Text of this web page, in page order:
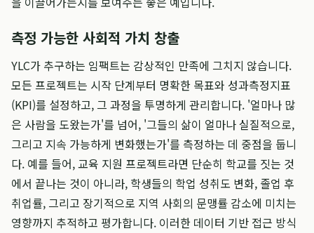
측정 가능한 사회적 가치 창출
YLC가 추구하는 임팩트는 감상적인 만족에 그치지 않습니다.
모든 프로젝트는 시작 단계부터 명확한 목표와 성과측정지표
(KPI)를 설정하고, 그 과정을 투명하게 관리합니다. '얼마나 많
은 사람을 도왔는가'를 넘어, '그들의 삶이 얼마나 실질적으로,
그리고 지속 가능하게 변화했는가'를 측정하는 데 중점을 둡니
다. 예를 들어, 교육 지원 프로젝트라면 단순히 학교를 짓는 것
에서 끝나는 것이 아니라, 학생들의 학업 성취도 변화, 졸업 후
취업률, 그리고 장기적으로 지역 사회의 문맹률 감소에 미치는
영향까지 추적하고 평가합니다. 이러한 데이터 기반 접근 방식